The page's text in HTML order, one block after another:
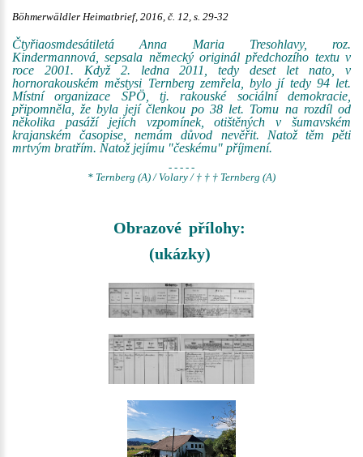
Böhmerwäldler Heimatbrief, 2016, č. 12, s. 29-32
Čtyřiaosmdesátiletá Anna Maria Tresohlavy, roz.
Kindermannová, sepsala německý originál předchozího textu v
roce 2001. Když 2. ledna 2011, tedy deset let nato, v
hornorakouském městysi Ternberg zemřela, bylo jí tedy 94 let.
Místní organizace SPÖ, tj. rakouské sociální demokracie,
připomněla, že byla její členkou po 38 let. Tomu na rozdíl od
několika pasáží jejích vzpomínek, otištěných v šumavském
krajanském časopise, nemám důvod nevěřit. Natož těm pěti
mrtvým bratřím. Natož jejímu "českému" příjmení.
- - - - -
* Ternberg (A) / Volary / † † † Ternberg (A)
Obrazové přílohy:
(ukázky)